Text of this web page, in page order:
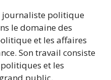
journaliste politique
le domaine des
et les affaires
Son travail consiste
et les